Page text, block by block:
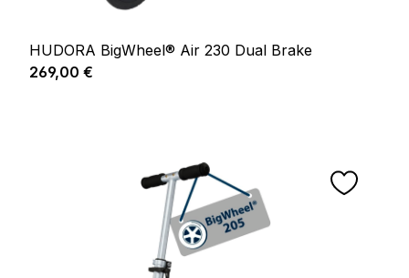
HUDORA BigWheel® Air 230 Dual Brake
Prix régulier :
269,00 €